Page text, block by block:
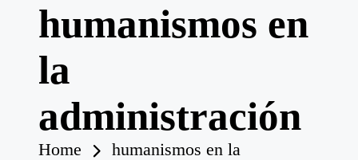
humanismos en
la
administración
Home
humanismos en la